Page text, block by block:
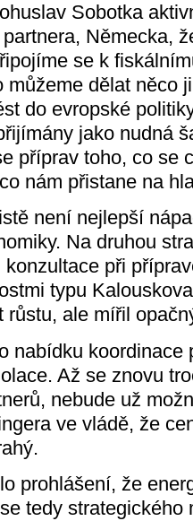
Sobotka
Německa,
se k
můžeme dělat něco
do evropské
jako nudná
příprav toho, co se
nám přistane na
není nejlepší
Na druhou
při
typu
růstu, ale mířil
nabídku koordinace
Až se znovu
nebude už
ve vládě, že
prohlášení, že
tedy strategického